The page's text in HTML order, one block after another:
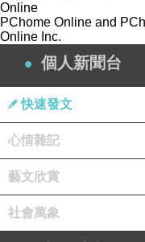
Online
PChome Online and
Online Inc.
個人新聞台
快速發文
心情雜記
藝文欣賞
社會萬象